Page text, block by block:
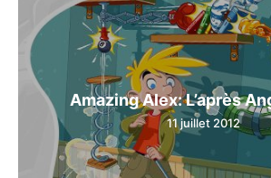
Amazing Alex: L’après
11 juillet 2012